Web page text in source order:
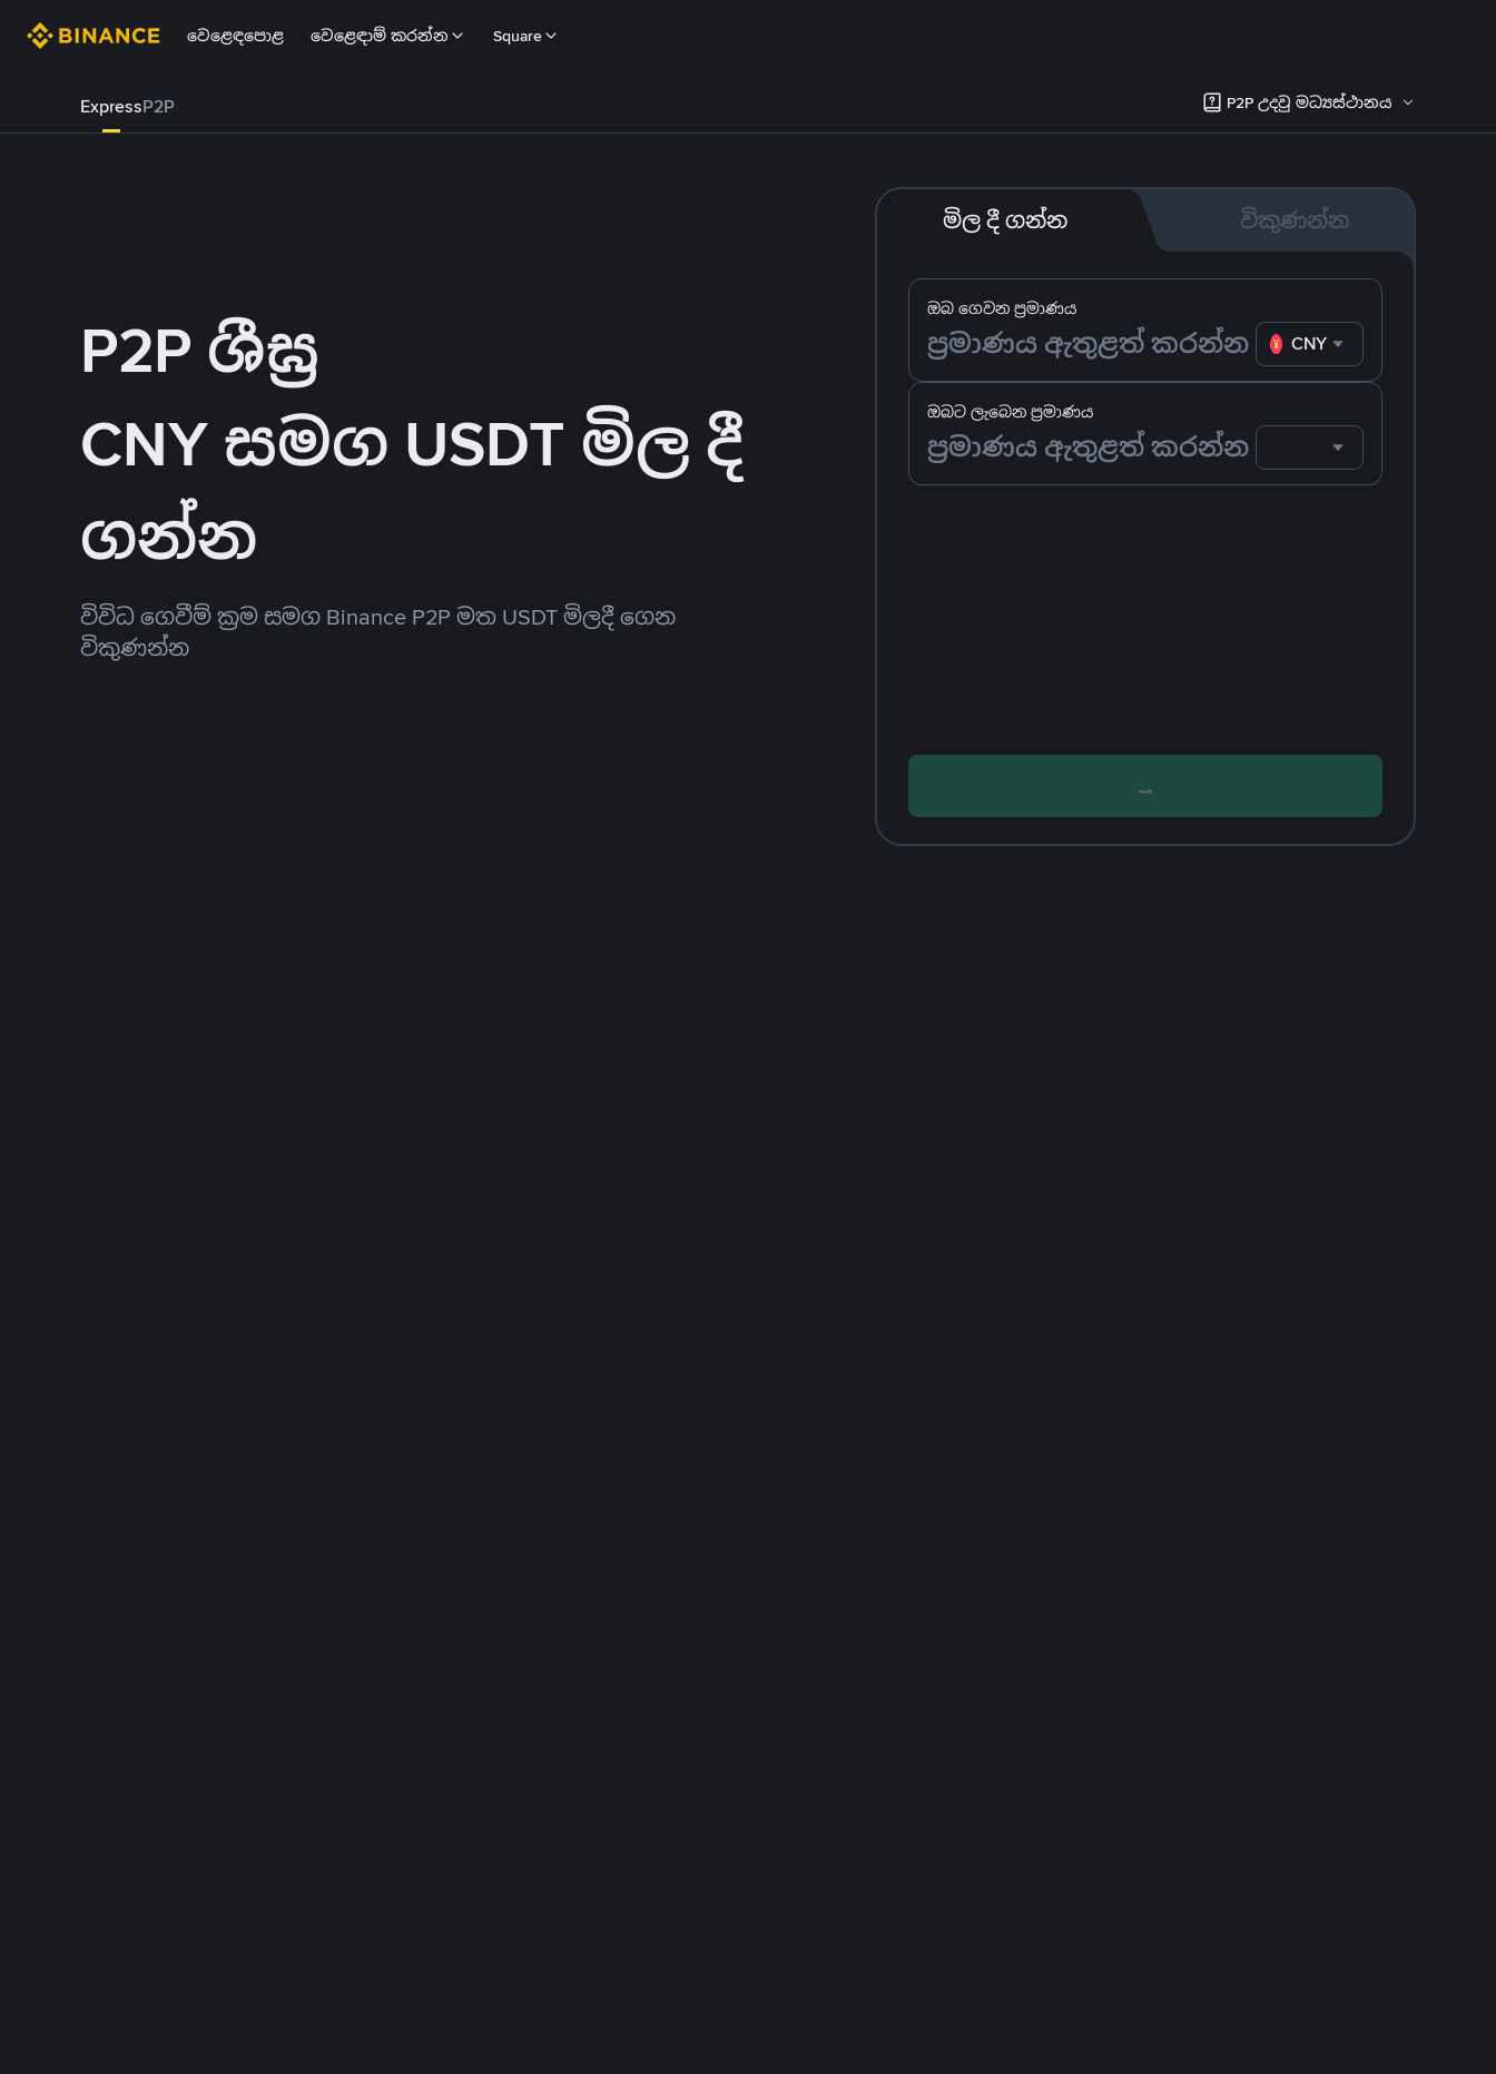
වෙළෙඳපොළ වෙළෙඳාම් කරන්න Square
ExpressP2P P2P උදවු මධ්‍යස්ථානය
P2P ශීඝ්‍ර
CNY සමග USDT මිල දී
ගන්න
විවිධ ගෙවීම් ක්‍රම සමග Binance P2P මත USDT මිලදී ගෙන
විකුණන්න
මිල දී ගන්න විකුණන්න
ඔබ ගෙවන ප්‍රමාණය
CNY
ඔබට ලැබෙන ප්‍රමාණය